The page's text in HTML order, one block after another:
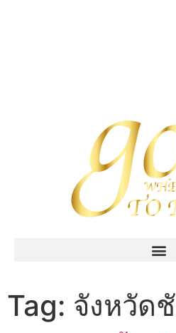
Tag: จังหวัด